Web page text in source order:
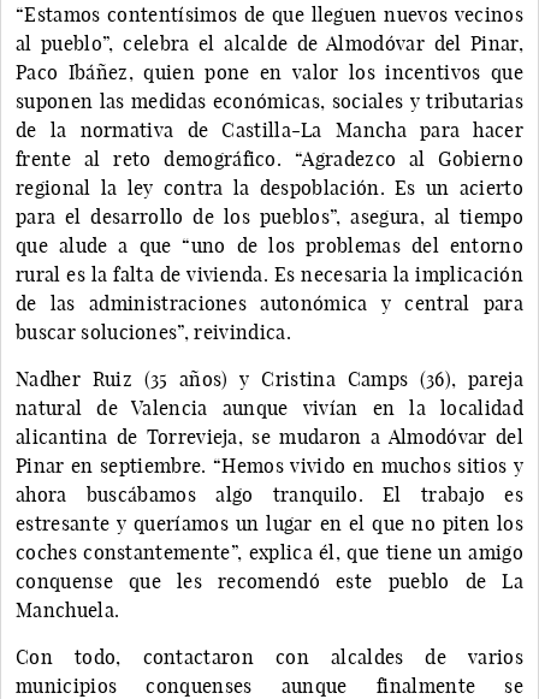
“Estamos contentísimos de que lleguen nuevos vecinos
al pueblo”, celebra el alcalde de Almodóvar del Pinar,
Paco Ibáñez, quien pone en valor los incentivos que
suponen las medidas económicas, sociales y tributarias
de la normativa de Castilla-La Mancha para hacer
frente al reto demográfico. “Agradezco al Gobierno
regional la ley contra la despoblación. Es un acierto
para el desarrollo de los pueblos”, asegura, al tiempo
que alude a que “uno de los problemas del entorno
rural es la falta de vivienda. Es necesaria la implicación
de las administraciones autonómica y central para
buscar soluciones”, reivindica.
Nadher Ruiz (35 años) y Cristina Camps (36), pareja
natural de Valencia aunque vivían en la localidad
alicantina de Torrevieja, se mudaron a Almodóvar del
Pinar en septiembre. “Hemos vivido en muchos sitios y
ahora buscábamos algo tranquilo. El trabajo es
estresante y queríamos un lugar en el que no piten los
coches constantemente”, explica él, que tiene un amigo
conquense que les recomendó este pueblo de La
Manchuela.
Con todo, contactaron con alcaldes de varios
municipios conquenses aunque finalmente se